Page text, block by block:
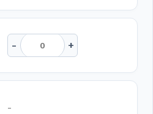
- +
-